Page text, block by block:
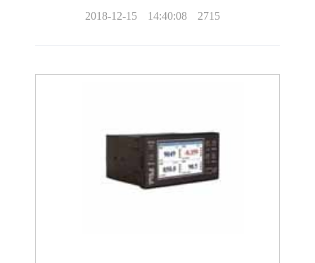
2018-12-15 14:40:08 2715